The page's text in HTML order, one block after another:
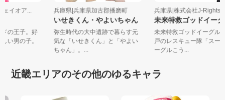
ェイオア...
ドの王子。好
しい男の子。
兵庫県|兵庫県加古郡播磨町
いせきくん・やよいちゃん
弥生時代の大中遺跡で暮らす元
気な「いせきくん」と「やよい
ちゃん」。...
兵庫県|株式会社J-Rights
未来特救ゴッドイー
未来特救ゴッドイーグ
戸のレスキュー隊「ス
ーグルこう...
近畿エリアのその他のゆるキャラ